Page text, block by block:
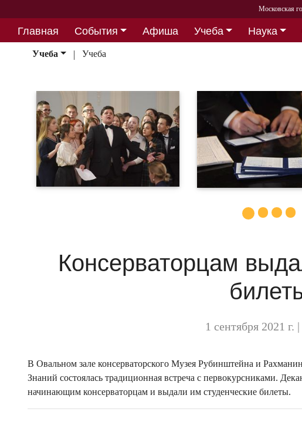
Московская
Главная События Афиша Учеба Наука
Партнерство
Учеба Учеба
Консерваторцам
1 сентября 2021 г. |
В Овальном зале консерваторского Музея Рубинштейна и
Знаний состоялась традиционная встреча с первокурсниками.
начинающим консерваторцам и выдали им студенческие билеты.